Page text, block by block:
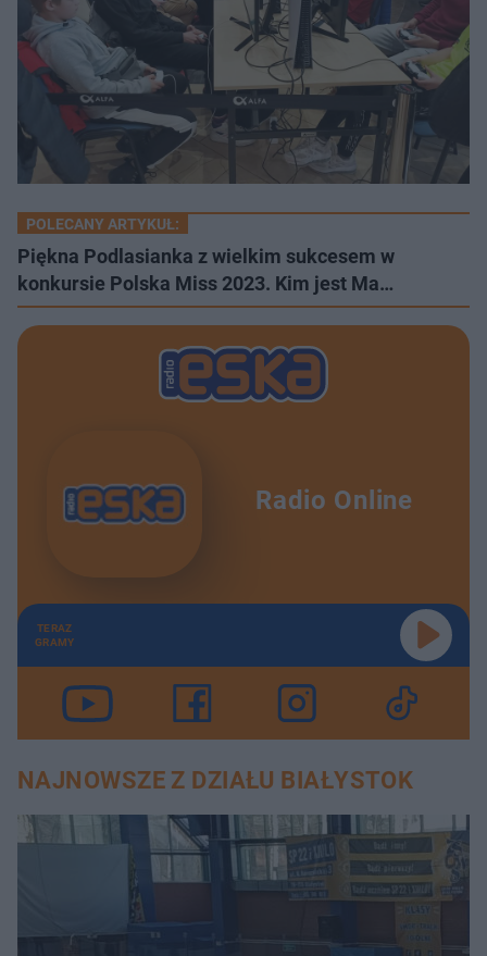
POLECANY ARTYKUŁ:
Piękna Podlasianka z wielkim sukcesem w
konkursie Polska Miss 2023. Kim jest Ma…
Radio Online
TERAZ
GRAMY
NAJNOWSZE Z DZIAŁU BIAŁYSTOK